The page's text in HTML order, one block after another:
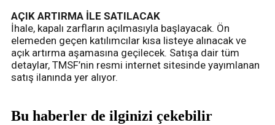
AÇIK ARTIRMA İLE SATILACAK
İhale, kapalı zarfların açılmasıyla başlayacak. Ön
elemeden geçen katılımcılar kısa listeye alınacak ve
açık artırma aşamasına geçilecek. Satışa dair tüm
detaylar, TMSF’nin resmi internet sitesinde yayımlanan
satış ilanında yer alıyor.
Bu haberler de ilginizi çekebilir